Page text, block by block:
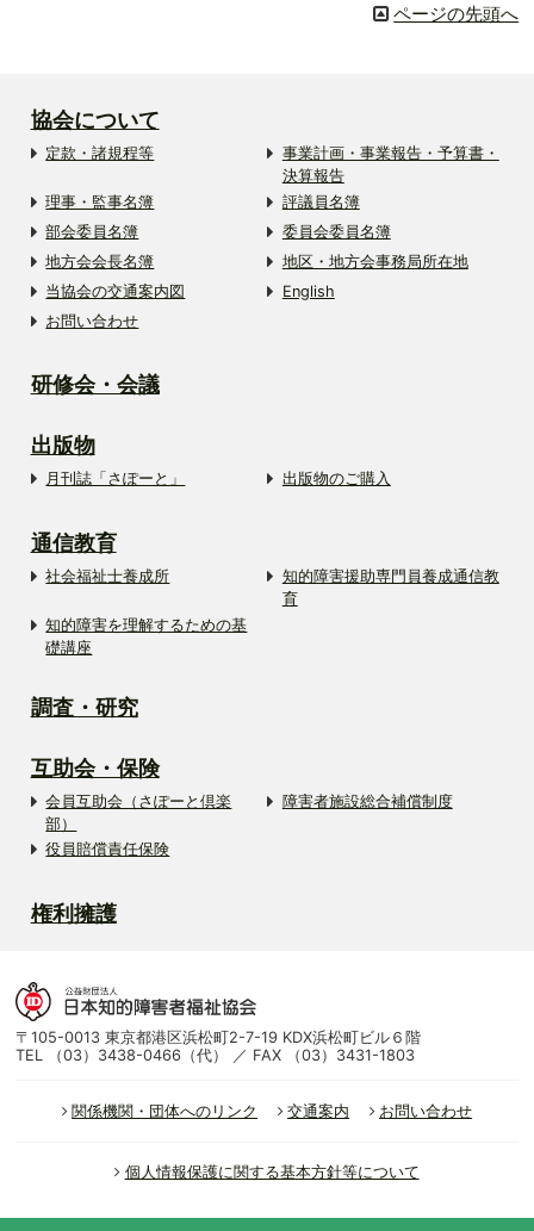
ページの先頭へ
協会について
定款・諸規程等
事業計画・事業報告・予算書・
決算報告
理事・監事名簿
評議員名簿
部会委員名簿
委員会委員名簿
地方会会長名簿
地区・地方会事務局所在地
当協会の交通案内図
English
お問い合わせ
研修会・会議
出版物
月刊誌「さぽーと」 出版物のご購入
通信教育
社会福祉士養成所
知的障害援助専門員養成通信教
育
知的障害を理解するための基
礎講座
調査・研究
互助会・保険
会員互助会（さぽーと倶楽
部）
障害者施設総合補償制度
役員賠償責任保険
権利擁護
〒105-0013 東京都港区浜松町2-7-19 KDX浜松町ビル６階
TEL （03）3438-0466（代） ／ FAX （03）3431-1803
関係機関・団体へのリンク 交通案内 お問い合わせ
個人情報保護に関する基本方針等について